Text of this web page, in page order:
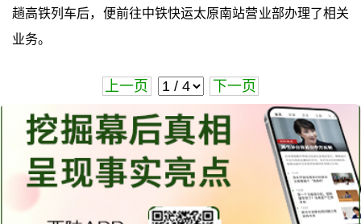
趟高铁列车后，便前往中铁快运太原南站营业部办理了相关
业务。
上一页 下一页